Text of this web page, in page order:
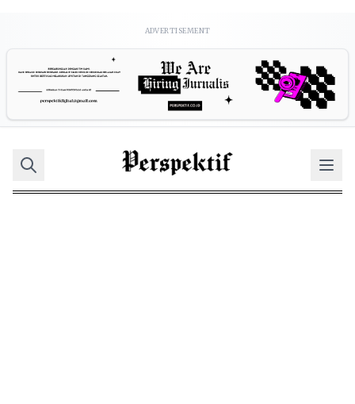
ADVERTISEMENT